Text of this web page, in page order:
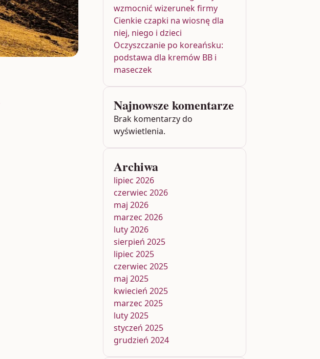
wzmocnić wizerunek firmy
Cienkie czapki na wiosnę dla
niej, niego i dzieci
Oczyszczanie po koreańsku:
podstawa dla kremów BB i
maseczek
Najnowsze komentarze
Brak komentarzy do
wyświetlenia.
Archiwa
lipiec 2026
czerwiec 2026
maj 2026
marzec 2026
luty 2026
sierpień 2025
lipiec 2025
czerwiec 2025
maj 2025
kwiecień 2025
marzec 2025
luty 2025
styczeń 2025
grudzień 2024